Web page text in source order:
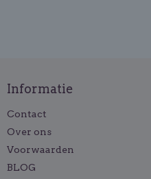
Informatie
Contact
Over ons
Voorwaarden
BLOG